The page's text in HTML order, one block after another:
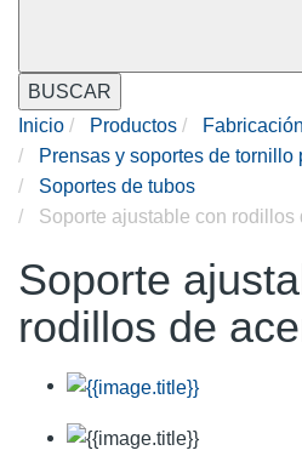
BUSCAR
Inicio
Productos
Prensas y soportes de tornillo
Soportes de tubos
Soporte ajustable con rodillos
Soporte
rodillos de